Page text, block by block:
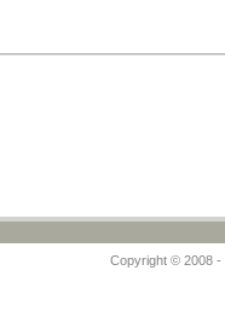
Copyright © 2008 -